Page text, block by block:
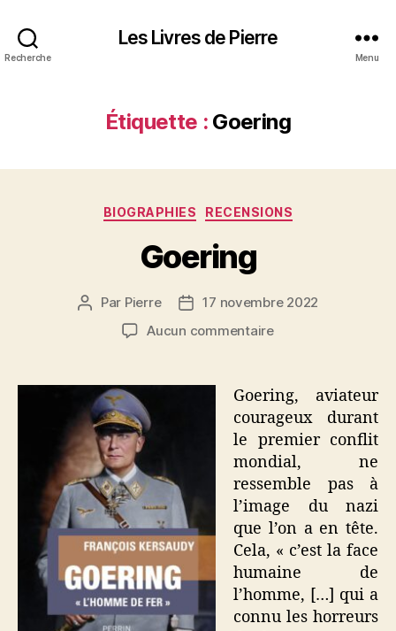
Recherche
Les Livres de Pierre
Menu
Étiquette : Goering
Catégories
BIOGRAPHIES RECENSIONS
Goering
Auteur
l’article
Par Pierre
Date17 novembre 2022
Aucun commentairesur
Goering, aviateur
courageux durant
le premier conflit
mondial, ne
ressemble pas à
l’image du nazi
que l’on a en tête.
Cela, « c’est la face
humaine de
l’homme, […] qui a
connu les horreurs